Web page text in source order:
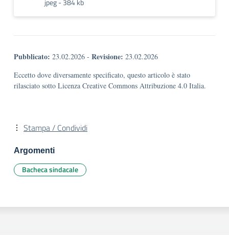
jpeg - 384 kb
Pubblicato: 23.02.2026 - Revisione: 23.02.2026
Eccetto dove diversamente specificato, questo articolo è stato
rilasciato sotto Licenza Creative Commons Attribuzione 4.0 Italia.
Stampa / Condividi
Argomenti
Bacheca sindacale